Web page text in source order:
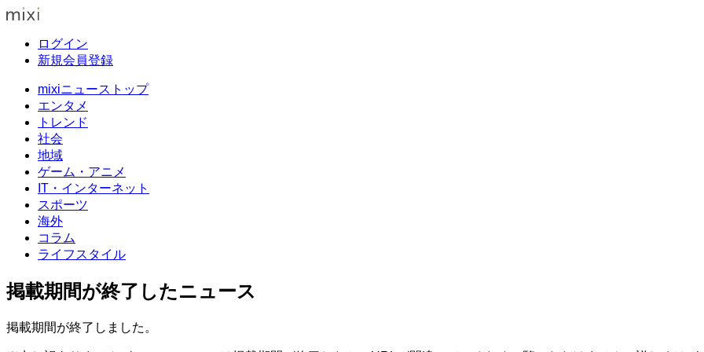
ログイン
新規会員登録
mixiニューストップ
エンタメ
トレンド
社会
地域
ゲーム・アニメ
IT・インターネット
スポーツ
海外
コラム
ライフスタイル
掲載期間が終了したニュース
掲載期間が終了しました。